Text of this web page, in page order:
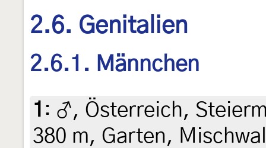
2.6. Genitalien
2.6.1. Männchen
1 : ♂, Österreich,
380 m, Garten,